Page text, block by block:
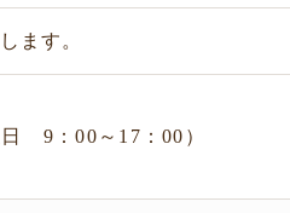
ます。
9：00～17：00）